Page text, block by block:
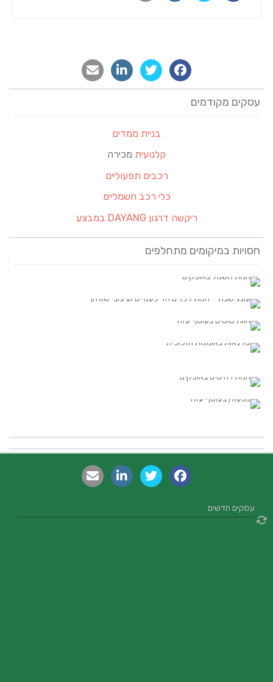
עסקים מקודמים
בניית ממדים
קלנועיתמכירה
רכבים תפעוליים
כלי רכב חשמליים
ריקשה דרגון DAYANG במבצע
חסויות במיקומים מתחלפים
עסקים חדשים